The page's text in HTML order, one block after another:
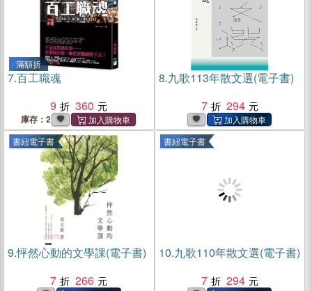
滿額折
7.百工職魂
9
360
庫存：2
8.九歌113年散文選(電子書)
7
294
書紐電子書
9.怦然心動的文學課(電子書)
7
266
書紐電子書
10.九歌110年散文選(電子書)
7
294